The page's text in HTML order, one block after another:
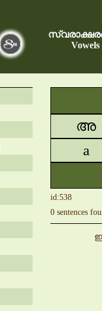
Vowels
അ
a
id:538
0 sentences